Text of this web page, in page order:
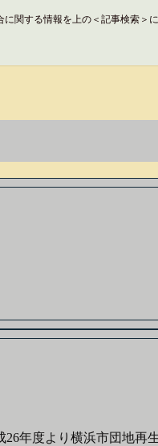
関する情報を上の＜記事検索＞
年度より横浜市団地再